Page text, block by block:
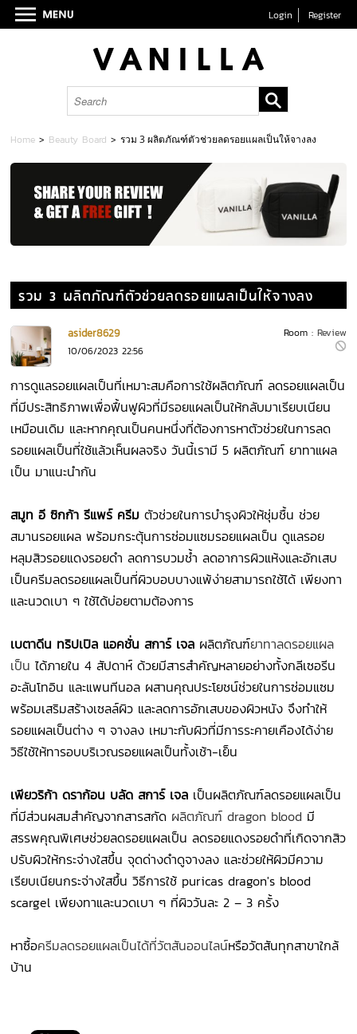
Login Register
Home > Beauty Board >รวม 3 ผลิตภัณฑ์ตัวช่วยลดรอยแผลเป็นให้จางลง
รวม 3 ผลิตภัณฑ์ตัวช่วยลดรอยแผลเป็นให้จางลง
Room : Review
asider8629
10/06/2023 22:56
การดูแลรอยแผลเป็นที่เหมาะสมคือการใช้ผลิตภัณฑ์ ลดรอยแผลเป็น
ที่มีประสิทธิภาพเพื่อฟื้นฟูผิวที่มีรอยแผลเป็นให้กลับมาเรียบเนียน
เหมือนเดิม และหากคุณเป็นคนหนึ่งที่ต้องการหาตัวช่วยในการลด
รอยแผลเป็นที่ใช้แล้วเห็นผลจริง วันนี้เรามี 5 ผลิตภัณฑ์ ยาทาแผล
เป็น มาแนะนำกัน
สมูท อี ซิกก้า รีแพร์ ครีมตัวช่วยในการบำรุงผิวให้ชุ่มชื้น ช่วย
สมานรอยแผล พร้อมกระตุ้นการซ่อมแซมรอยแผลเป็น ดูแลรอย
หลุมสิวรอยแดงรอยดำ ลดการบวมช้ำ ลดอาการผิวแห้งและอักเสบ
เป็นครีมลดรอยแผลเป็นที่ผิวบอบบางแพ้ง่ายสามารถใช้ได้ เพียงทา
และนวดเบา ๆ ใช้ได้บ่อยตามต้องการ
เบตาดีน ทริปเปิล แอคชั่น สการ์ เจล ผลิตภัณฑ์ยาทาลดรอยแผล
เป็น ได้ภายใน 4 สัปดาห์ ด้วยมีสารสำคัญหลายอย่างทั้งกลีเซอรีน
อะลันโทอิน และแพนทีนอล ผสานคุณประโยชน์ช่วยในการซ่อมแซม
พร้อมเสริมสร้างเซลล์ผิว และลดการอักเสบของผิวหนัง จึงทำให้
รอยแผลเป็นต่าง ๆ จางลง เหมาะกับผิวที่มีการระคายเคืองได้ง่าย
วิธีใช้ให้ทารอบบริเวณรอยแผลเป็นทั้งเช้า-เย็น
เพียวริก้า ดราก้อน บลัด สการ์ เจล เป็นผลิตภัณฑ์ลดรอยแผลเป็น
ที่มีส่วนผสมสำคัญจากสารสกัด ผลิตภัณฑ์ dragon blood มี
สรรพคุณพิเศษช่วยลดรอยแผลเป็น ลดรอยแดงรอยดำที่เกิดจากสิว
ปรับผิวให้กระจ่างใสขึ้น จุดด่างดำดูจางลง และช่วยให้ผิวมีความ
เรียบเนียนกระจ่างใสขึ้น วิธีการใช้ puricas dragon's blood
scargel เพียงทาและนวดเบา ๆ ที่ผิววันละ 2 – 3 ครั้ง
หาซื้อครีมลดรอยแผลเป็นได้ที่วัตสันออนไลน์หรือวัตสันทุกสาขาใกล้
บ้าน